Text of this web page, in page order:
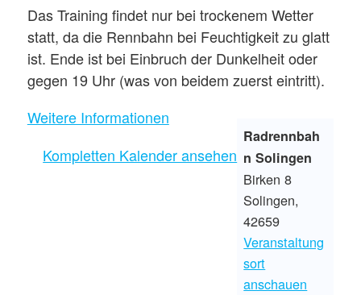
Das Training findet nur bei trockenem Wetter
statt, da die Rennbahn bei Feuchtigkeit zu glatt
ist. Ende ist bei Einbruch der Dunkelheit oder
gegen 19 Uhr (was von beidem zuerst eintritt).
Radrennbah
n Solingen
Birken 8
Solingen,
42659
Veranstaltung
sort
anschauen
Weitere Informationen
Kompletten Kalender ansehen